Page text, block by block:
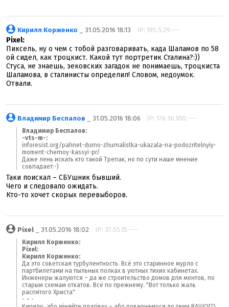
Кирилл Корженко _ 31.05.2016 18:13 IP: 195.5.29.---
Pixel:
Пиксель, ну о чем с тобой разговаривать, када Шаламов по 58
ой сидел, как троцкист. Какой тут портретик Сталина?:))
Стуса, не знаешь, зековских загадок не понимаешь, троцкиста
Шаламова, в сталинисты определил! Словом, недоумок.
Отвали.
Владимир Беспалов _ 31.05.2016 18:06 IP: 176.36.100.---
Владимир Беспалов:
-vts-m-:
inforesist.org/pahnet-durno-zhurnalistka-ukazala-na-podozritelnyiy-
moment-chernoy-kassyi-pr/
Даже лень искать кто такой Трепак, но по сути наше мнение
совпадает:-)
Таки поискал – СБУшник бывший.
Чего и следовало ожидать.
Кто-то хочет скорых перевыборов.
Pixel _ 31.05.2016 18:02 IP: 37.55.15.---
Кирилл Корженко:
Pixel:
Кирилл Корженко:
Да это советская турбулентность. Всё это старинное мурло с
партбилетами на пыльных полках в уютных тихих кабинетах.
Инженеры жалуются – да же строительство домов для ментов, по
старым схемам откатов. Всё по прежнему. "Вот только жаль
распятого Христа"
- – -